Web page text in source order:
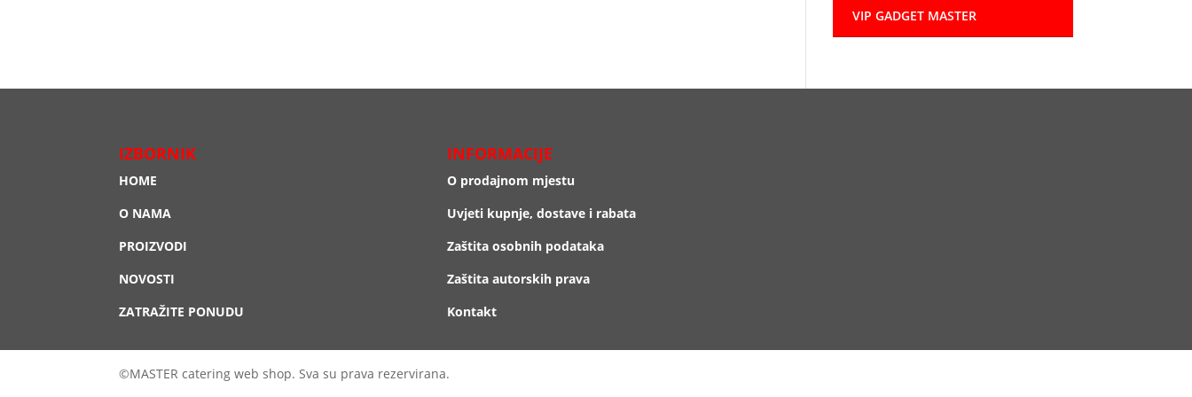
VIP GADGET MASTER
IZBORNIK
HOME
O NAMA
PROIZVODI
NOVOSTI
ZATRAŽITE PONUDU
INFORMACIJE
O prodajnom mjestu
Uvjeti kupnje, dostave i rabata
Zaštita osobnih podataka
Zaštita autorskih prava
Kontakt
©MASTER catering web shop. Sva su prava rezervirana.